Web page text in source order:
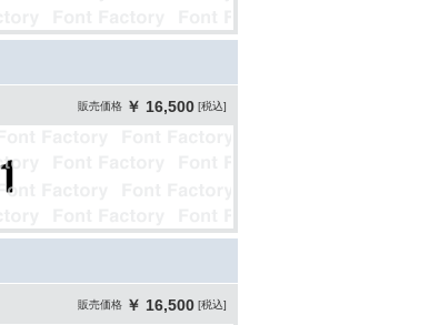
販売価格 ￥ 16,500 [税込]
販売価格 ￥ 16,500 [税込]